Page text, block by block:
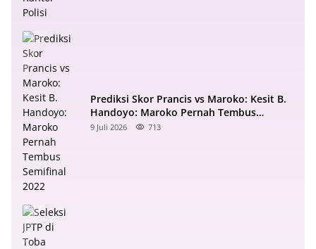
Prediksi Skor Prancis vs Maroko: Kesit B.
Handoyo: Maroko Pernah Tembus
Semifinal 2022
9 Juli 2026 713